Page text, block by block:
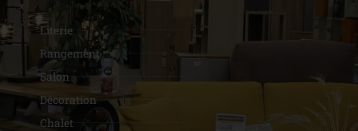
Literie
Rangement
Salon
Décoration
Chalet